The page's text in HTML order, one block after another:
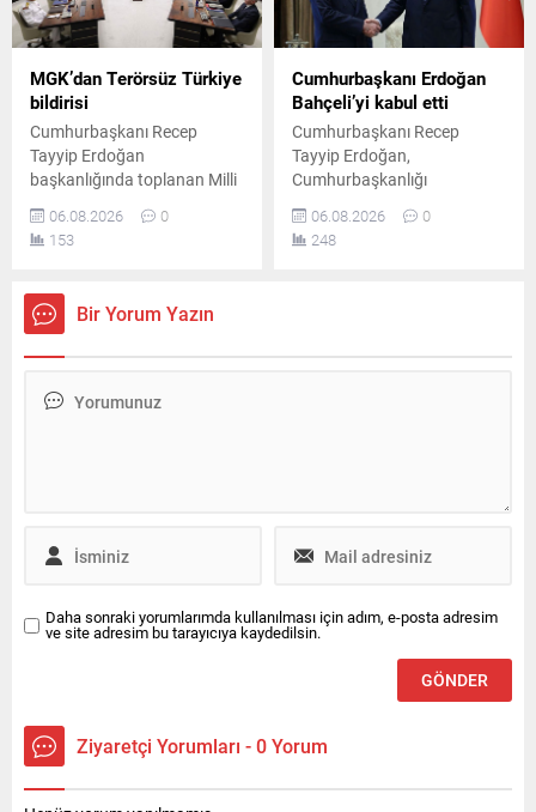
MGK’dan Terörsüz Türkiye
bildirisi
Cumhurbaşkanı Recep
Tayyip Erdoğan
başkanlığında toplanan Milli
Güvenlik Kurulu'nun
ardından yayımlanan
bildiride, "Terörsüz Türkiye"
hedeflerine yönelik
çalışmaların kararlılıkla
06.08.2026
0
153
Cumhurbaşkanı Erdoğan
Bahçeli’yi kabul etti
Cumhurbaşkanı Recep
Tayyip Erdoğan,
Cumhurbaşkanlığı
Külliyesi'nde MHP Genel
Başkanı Devlet Bahçeli ile bir
araya geldi. Yaklaşık 45
06.08.2026
0
248
Bir Yorum Yazın
Daha sonraki yorumlarımda kullanılması için adım, e-posta adresim
ve site adresim bu tarayıcıya kaydedilsin.
Ziyaretçi Yorumları - 0 Yorum